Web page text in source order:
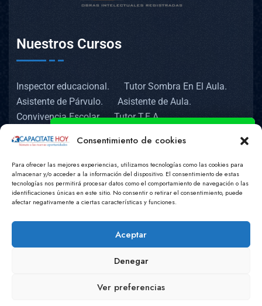
Consentimiento de cookies
Para ofrecer las mejores experiencias, utilizamos tecnologías como las cookies para
almacenar y/o acceder a la información del dispositivo. El consentimiento de estas
tecnologías nos permitirá procesar datos como el comportamiento de navegación o las
identificaciones únicas en este sitio. No consentir o retirar el consentimiento, puede
afectar negativamente a ciertas características y funciones.
Aceptar
Denegar
Ver preferencias
Nuestros Cursos
Inspector educacional.
Tutor Sombra En El Aula.
Asistente de Párvulo.
Asistente de Aula.
Convivencia Escolar
Tutor T.E.A
Ast Administrativo Contable.
Adm de Edificios y Condominios.
Herencia y Posesión Efectiva.
Corretaje de Propiedades.
Tasación de Propiedades.
Copyright © 2020 Capacitatehoy.cl . All Rights
Consulta con nuestros asesores.
Inspector Educacional, Asistente de Aula y
Convivencia Escolar
Margarita Garcia
Powered by